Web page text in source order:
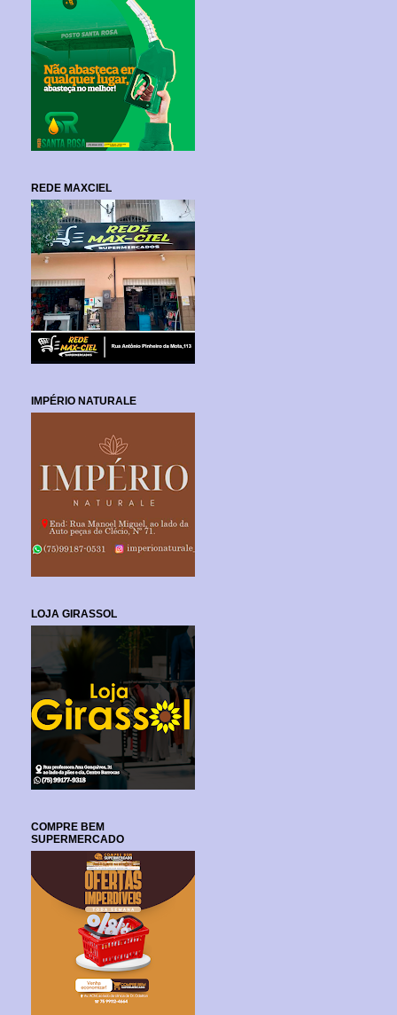
REDE MAXCIEL
IMPÉRIO NATURALE
LOJA GIRASSOL
COMPRE BEM
SUPERMERCADO